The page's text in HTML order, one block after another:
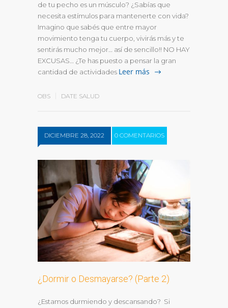
de tu pecho es un músculo? ¿Sabías que
necesita estímulos para mantenerte con vida?
Imagino que sabés que entre mayor
movimiento tenga tu cuerpo, vivirás más y te
sentirás mucho mejor… así de sencillo!! NO HAY
EXCUSAS… ¿Te has puesto a pensar la gran
cantidad de actividades Leer más
OBS DATE SALUD
DICIEMBRE 28, 2022 0 COMENTARIOS
¿Dormir o Desmayarse? (Parte 2)
¿Estamos durmiendo y descansando? Si